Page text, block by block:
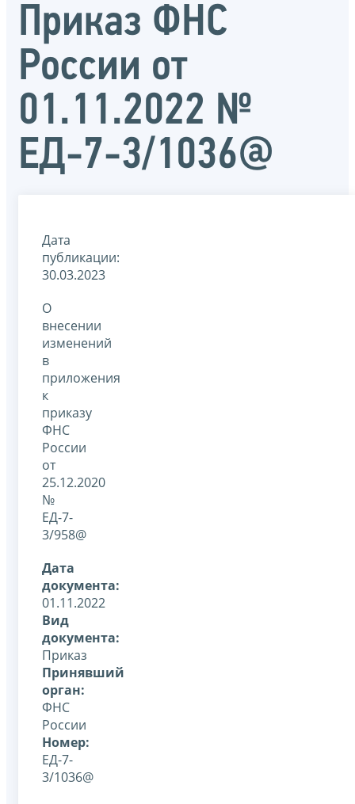
Приказ ФНС
России от
01.11.2022 №
ЕД-7-3/1036@
Дата
публикации:
30.03.2023
О
внесении
изменений
в
приложения
к
приказу
ФНС
России
от
25.12.2020
№
ЕД-7-
3/958@
Дата
документа:
01.11.2022
Вид
документа:
Приказ
Принявший
орган:
ФНС
России
Номер:
ЕД-7-
3/1036@